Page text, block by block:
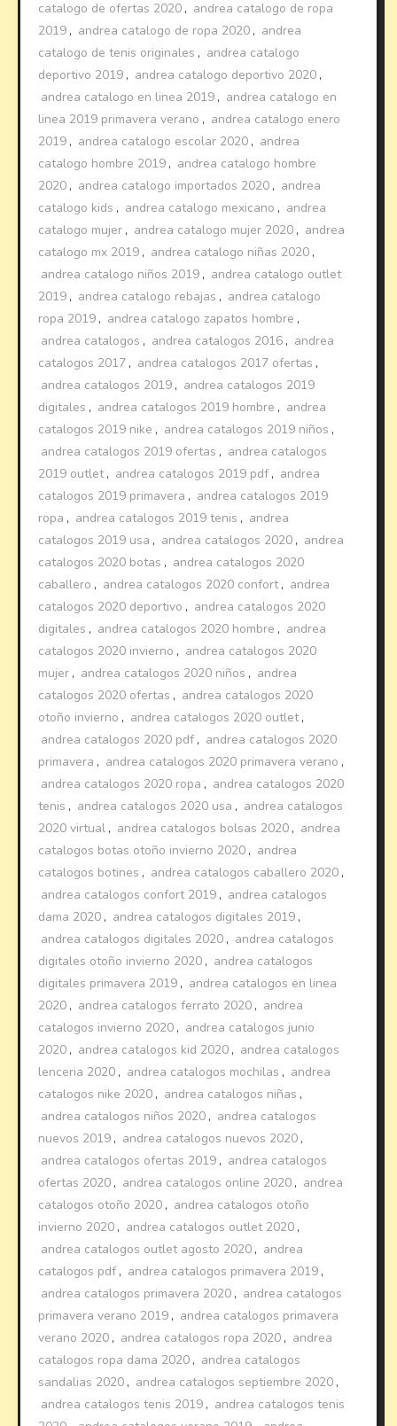
catalogo de ofertas 2020 , andrea catalogo de ropa
2019 , andrea catalogo de ropa 2020 , andrea
catalogo de tenis originales , andrea catalogo
deportivo 2019 , andrea catalogo deportivo 2020 ,
andrea catalogo en linea 2019 , andrea catalogo en
linea 2019 primavera verano , andrea catalogo enero
2019 , andrea catalogo escolar 2020 , andrea
catalogo hombre 2019 , andrea catalogo hombre
2020 , andrea catalogo importados 2020 , andrea
catalogo kids , andrea catalogo mexicano , andrea
catalogo mujer , andrea catalogo mujer 2020 , andrea
catalogo mx 2019 , andrea catalogo niñas 2020 ,
andrea catalogo niños 2019 , andrea catalogo outlet
2019 , andrea catalogo rebajas , andrea catalogo
ropa 2019 , andrea catalogo zapatos hombre ,
andrea catalogos , andrea catalogos 2016 , andrea
catalogos 2017 , andrea catalogos 2017 ofertas ,
andrea catalogos 2019 , andrea catalogos 2019
digitales , andrea catalogos 2019 hombre , andrea
catalogos 2019 nike , andrea catalogos 2019 niños ,
andrea catalogos 2019 ofertas , andrea catalogos
2019 outlet, andrea catalogos 2019 pdf , andrea
catalogos 2019 primavera , andrea catalogos 2019
ropa , andrea catalogos 2019 tenis , andrea
catalogos 2019 usa , andrea catalogos 2020 , andrea
catalogos 2020 botas , andrea catalogos 2020
caballero , andrea catalogos 2020 confort, andrea
catalogos 2020 deportivo , andrea catalogos 2020
digitales , andrea catalogos 2020 hombre , andrea
catalogos 2020 invierno , andrea catalogos 2020
mujer , andrea catalogos 2020 niños , andrea
catalogos 2020 ofertas , andrea catalogos 2020
otoño invierno , andrea catalogos 2020 outlet,
andrea catalogos 2020 pdf , andrea catalogos 2020
primavera , andrea catalogos 2020 primavera verano ,
andrea catalogos 2020 ropa , andrea catalogos 2020
tenis , andrea catalogos 2020 usa , andrea catalogos
2020 virtual , andrea catalogos bolsas 2020 , andrea
catalogos botas otoño invierno 2020 , andrea
catalogos botines , andrea catalogos caballero 2020 ,
andrea catalogos confort 2019 , andrea catalogos
dama 2020 , andrea catalogos digitales 2019 ,
andrea catalogos digitales 2020 , andrea catalogos
digitales otoño invierno 2020 , andrea catalogos
digitales primavera 2019 , andrea catalogos en linea
2020 , andrea catalogos ferrato 2020 , andrea
catalogos invierno 2020 , andrea catalogos junio
2020 , andrea catalogos kid 2020 , andrea catalogos
lenceria 2020 , andrea catalogos mochilas , andrea
catalogos nike 2020 , andrea catalogos niñas ,
andrea catalogos niños 2020 , andrea catalogos
nuevos 2019 , andrea catalogos nuevos 2020 ,
andrea catalogos ofertas 2019 , andrea catalogos
ofertas 2020 , andrea catalogos online 2020 , andrea
catalogos otoño 2020 , andrea catalogos otoño
invierno 2020 , andrea catalogos outlet 2020 ,
andrea catalogos outlet agosto 2020 , andrea
catalogos pdf , andrea catalogos primavera 2019 ,
andrea catalogos primavera 2020 , andrea catalogos
primavera verano 2019 , andrea catalogos primavera
verano 2020 , andrea catalogos ropa 2020 , andrea
catalogos ropa dama 2020 , andrea catalogos
sandalias 2020 , andrea catalogos septiembre 2020 ,
andrea catalogos tenis 2019 , andrea catalogos tenis